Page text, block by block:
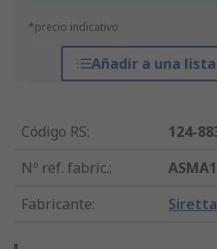
*precio indicativo
Añadir a una
Código RS:
124-
Nº ref. fabric.:
Fabricante: Siretta